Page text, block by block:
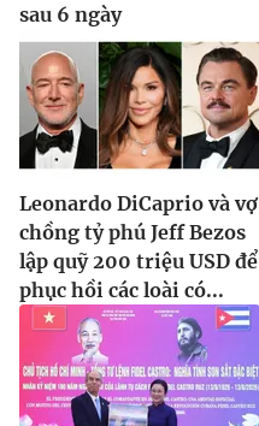
sau 6 ngày
Leonardo DiCaprio và vợ
chồng tỷ phú Jeff Bezos
lập quỹ 200 triệu USD để
phục hồi các loài có...